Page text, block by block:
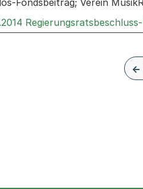
Fondsbeitrag; Verein